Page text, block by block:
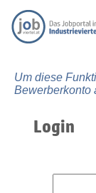
Um diese
Bewerberkonto
Login